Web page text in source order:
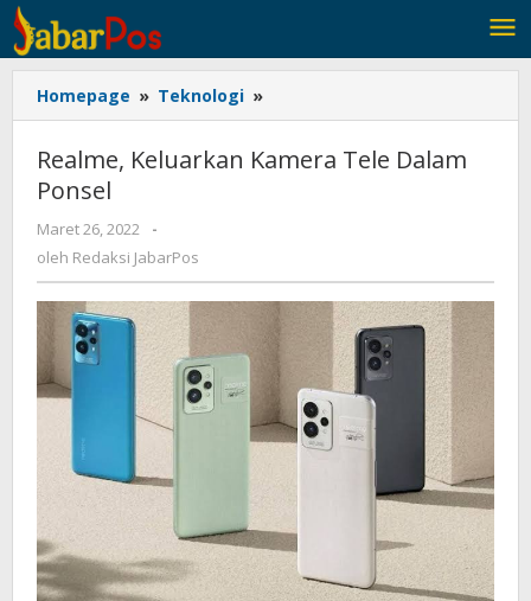
Lewati
ke
konten
Homepage » Teknologi »
Keluarkan
Tele
Realme, Keluarkan Kamera Tele Dalam
Ponsel
Maret 26, 2022
oleh
Redaksi
-
oleh Redaksi JabarPos